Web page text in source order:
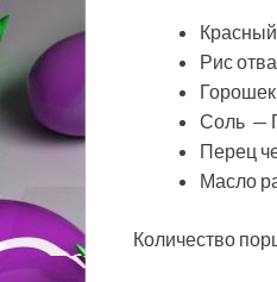
Рис
Соль —
Перец
Масло
Количество